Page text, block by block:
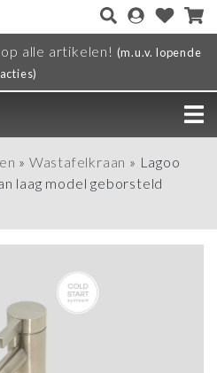
op alle artikelen! (m.u.v. lopende
acties)
» Wastafelkraan » Lagoo
laag model geborsteld